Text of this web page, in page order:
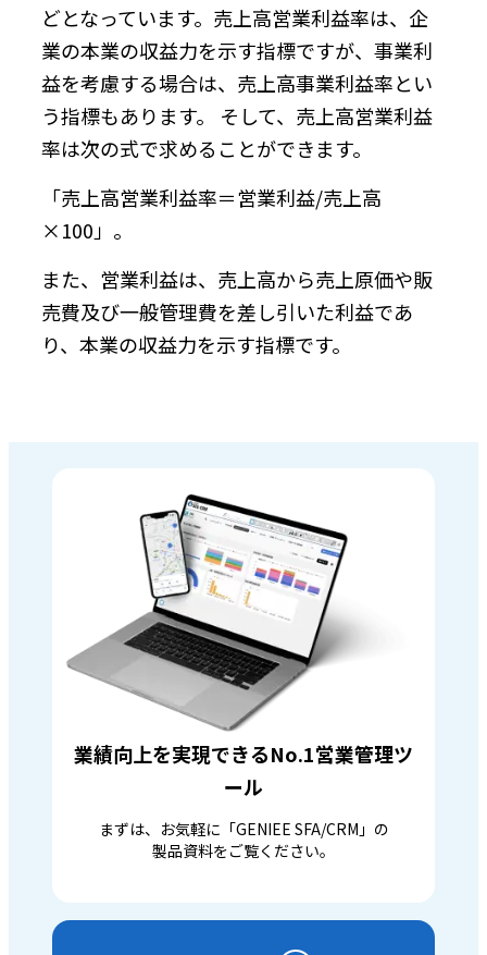
どとなっています。売上高営業利益率は、企
業の本業の収益力を示す指標ですが、事業利
益を考慮する場合は、売上高事業利益率とい
う指標もあります。 そして、売上高営業利益
率は次の式で求めることができます。
「売上高営業利益率＝営業利益/売上高
×100」。
また、営業利益は、売上高から売上原価や販
売費及び一般管理費を差し引いた利益であ
り、本業の収益力を示す指標です。
業績向上を実現できるNo.1営業管理ツ
ール
まずは、お気軽に「GENIEE SFA/CRM」の
製品資料をご覧ください。